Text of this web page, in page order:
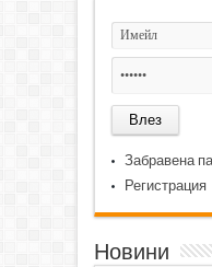
Забравена
Регистрация
Новини